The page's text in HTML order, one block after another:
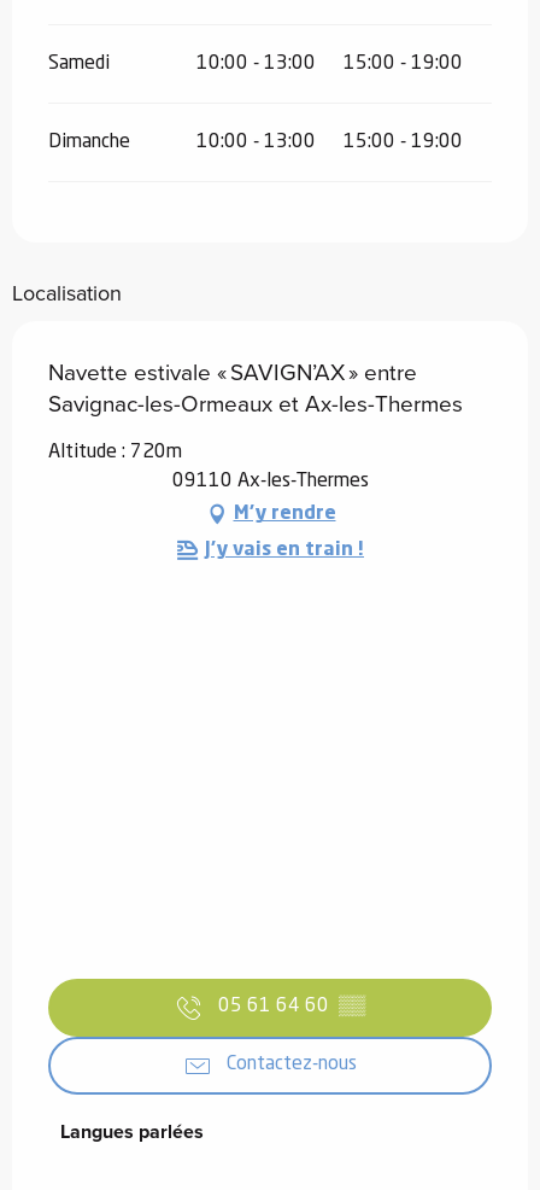
Samedi 10:00 - 13:00 15:00 - 19:00
Dimanche 10:00 - 13:00 15:00 - 19:00
Localisation
Navette estivale « SAVIGN’AX » entre
Savignac-les-Ormeaux et Ax-les-Thermes
Altitude : 720m
09110 Ax-les-Thermes
M'y rendre
J'y vais en train !
05 61 64 60 ▒▒
Contactez-nous
Langues parlées
Langues parlées